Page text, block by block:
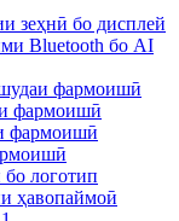
зеҳнӣ бо дисплей
Bluetooth бо AI
фармоишӣ
фармоишӣ
фармоишӣ
логотип
ҳавопаймоӣ